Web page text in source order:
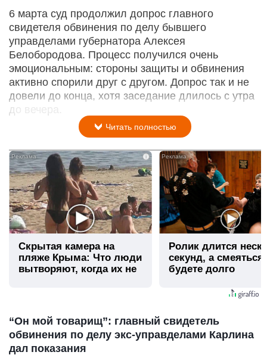
6 марта суд продолжил допрос главного
свидетеля обвинения по делу бывшего
управделами губернатора Алексея
Белобородова. Процесс получился очень
эмоциональным: стороны защиты и обвинения
активно спорили друг с другом. Допрос так и не
довели до конца, хотя заседание длилось с утра
до вечера.
Читать полностью
i
Скрытая камера на
пляже Крыма: Что люди
вытворяют, когда их не
Ролик длится
секунд, а
будете долго
“Он мой товарищ”: главный свидетель
обвинения по делу экс-управделами Карлина
дал показания